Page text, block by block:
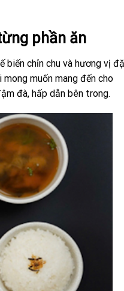
phần ăn
biến chỉn chu và hương vị
muốn mang đến cho
đà, hấp dẫn bên trong.